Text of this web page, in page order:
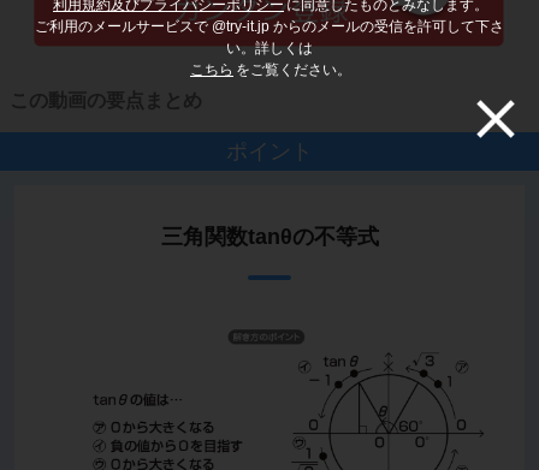
利用規約及びプライバシーポリシー に同意したものとみなします。
ご利用のメールサービスで @try-it.jp からのメールの受信を許可して下さ
い。詳しくは
こちら をご覧ください。
この動画の要点まとめ
ポイント
三角関数tanθの不等式